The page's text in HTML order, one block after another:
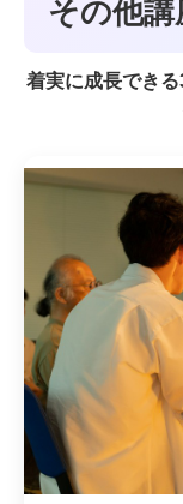
その他講
着実に成長でき